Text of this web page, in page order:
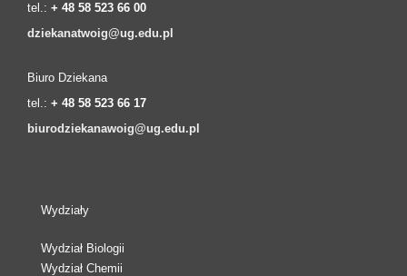
tel.: + 48 58 523 66 00
dziekanatwoig@ug.edu.pl
Biuro Dziekana
tel.: + 48 58 523 66 17
biurodziekanawoig@ug.edu.pl
Wydziały
Wydział Biologii
Wydział Chemii